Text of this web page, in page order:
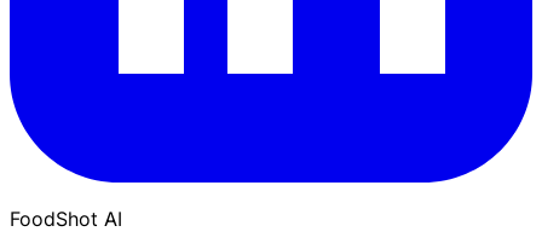
FoodShot AI